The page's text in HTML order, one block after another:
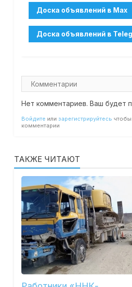
Нет комментариев. Ваш будет
Войдите или зарегистрируйтесь
комментарии
ТАКЖЕ ЧИТАЮТ